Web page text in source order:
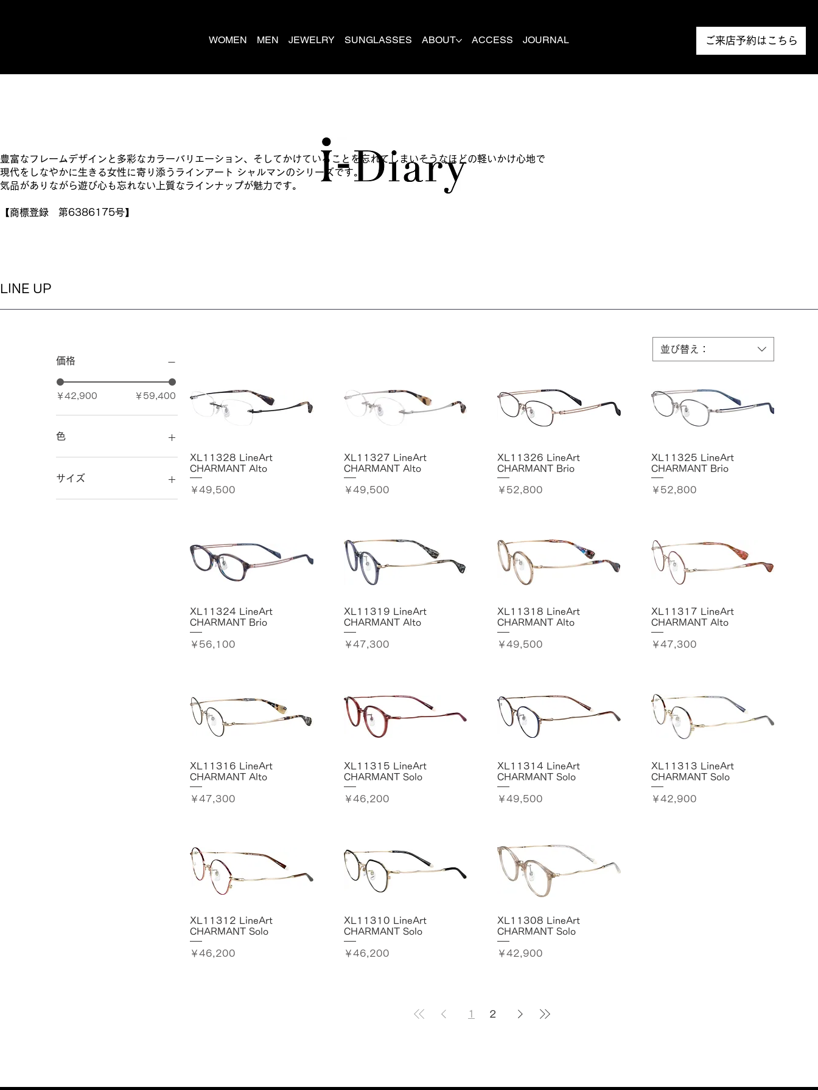
WOMEN MEN JEWELRY SUNGLASSES ABOUT ACCESS JOURNAL ご来店予約はこちら
豊富なフレームデザインと多彩なカラーバリエーション、そしてかけていることを忘れてしまいそうなほどの軽いかけ心地で
現代をしなやかに生きる女性に寄り添うラインアート シャルマンのシリーズです。
気品がありながら遊び心も忘れない上質なラインナップが魅力です。
【商標登録 第6386175号】
LINE UP
価格
￥42,900 ￥59,400
色
サイズ
45-18-134天地幅39
並び替え：
XL11328 LineArt
CHARMANT Alto
価格
￥49,500
XL11327 LineArt
CHARMANT Alto
価格
￥49,500
XL11326 LineArt
CHARMANT Brio
価格
￥52,800
XL11325 LineArt
CHARMANT Brio
価格
￥52,800
XL11324 LineArt
CHARMANT Brio
価格
￥56,100
XL11319 LineArt
CHARMANT Alto
価格
￥47,300
XL11318 LineArt
CHARMANT Alto
価格
￥49,500
XL11317 LineArt
CHARMANT Alto
価格
￥47,300
XL11316 LineArt
CHARMANT Alto
価格
￥47,300
XL11315 LineArt
CHARMANT Solo
価格
￥46,200
XL11314 LineArt
CHARMANT Solo
価格
￥49,500
XL11313 LineArt
CHARMANT Solo
価格
￥42,900
XL11312 LineArt
CHARMANT Solo
価格
￥46,200
XL11310 LineArt
CHARMANT Solo
価格
￥46,200
XL11308 LineArt
CHARMANT Solo
価格
￥42,900
1 2